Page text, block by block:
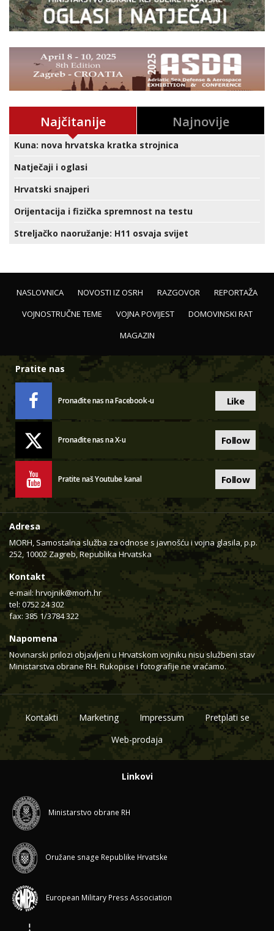
Najčitanije Najnovije
Kuna: nova hrvatska kratka strojnica
Natječaji i oglasi
Hrvatski snajperi
Orijentacija i fizička spremnost na testu
Streljačko naoružanje: H11 osvaja svijet
NASLOVNICA NOVOSTI IZ OSRH RAZGOVOR
REPORTAŽA
VOJNOSTRUČNE TEME
VOJNA POVIJEST
DOMOVINSKI RAT
MAGAZIN
Pratite nas
Pronađite nas na Facebook-u Like
Pronađite nas na X-u Follow
Pratite naš Youtube kanal Follow
Adresa
MORH, Samostalna služba za odnose s javnošću i vojna glasila, p.p.
252, 10002 Zagreb, Republika Hrvatska
Kontakt
e-mail: hrvojnik@morh.hr
tel: 0752 24 302
fax: 385 1/3784 322
Napomena
Novinarski prilozi objavljeni u Hrvatskom vojniku nisu službeni stav
Ministarstva obrane RH. Rukopise i fotografije ne vraćamo.
Kontakti Marketing Impressum
Pretplati se
Web-prodaja
Linkovi
Ministarstvo obrane RH
Oružane snage Republike Hrvatske
European Military Press Association